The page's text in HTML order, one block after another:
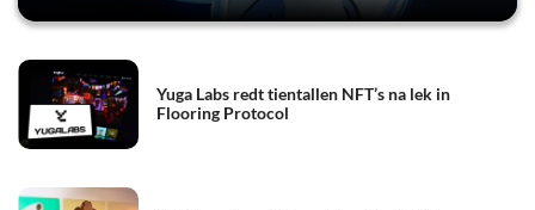
Yuga Labs redt tientallen NFT’s na lek in
Flooring Protocol